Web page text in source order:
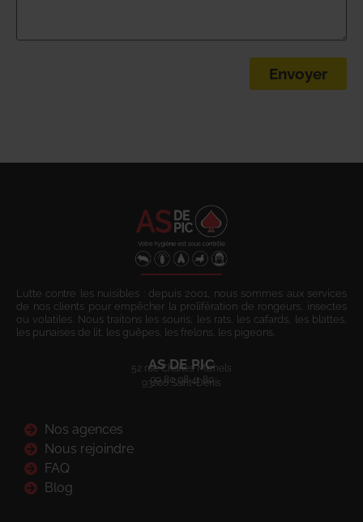
Envoyer
Lutte contre les nuisibles : depuis 2001, nous sommes aux services
de nos clients pour empêcher la prolifération de rongeurs, insectes
ou volatiles. Nous traitons les souris, les rats, les cafards, les blattes,
les punaises de lit, les guêpes, les frelons, les pigeons.
AS DE PIC
52 rue Charles Michels
93200 Saint-Denis
09 80 08 41 80
Nos agences
Nous rejoindre
FAQ
Blog